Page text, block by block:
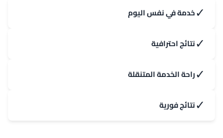
✓خدمة في نفس اليوم
✓نتائج احترافية
✓راحة الخدمة المتنقلة
✓نتائج فورية